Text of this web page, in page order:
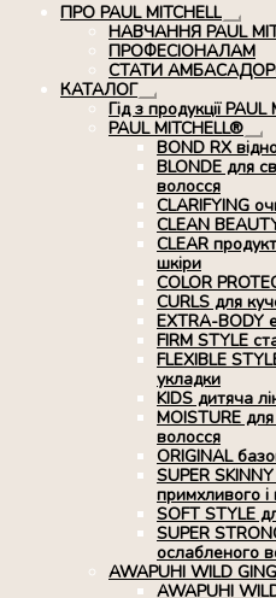
ПРО PAUL MITCHELL
меню
НАВЧАННЯ PAUL
ПРОФЕСІОНАЛАМ
СТАТИ
КАТАЛОГ
Розгорнуте
вкладене
меню
Гід з продукції
PAUL MITCHELL®
BOND RX
BLONDE для
волосся
CLARIFYING
CLEAN
CLEAR
шкіри
COLOR
CURLS для
EXTRA-BODY
FIRM STYLE
FLEXIBLE
укладки
KIDS дитяча
MOISTURE
волосся
ORIGINAL
SUPER
примхливого і
SOFT STYLE
SUPER
ослабленого
AWAPUHI WILD
AWAPUHI